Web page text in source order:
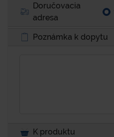
Doručovacia
adresa
Poznámka k dopytu
K produktu